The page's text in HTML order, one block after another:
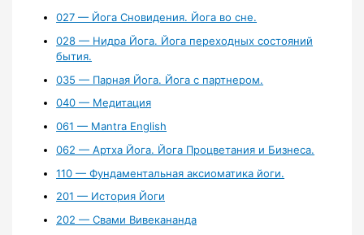
027 — Йога Сновидения. Йога во сне.
028 — Нидра Йога. Йога переходных состояний
бытия.
035 — Парная Йога. Йога с партнером.
040 — Медитация
061 — Mantra English
062 — Артха Йога. Йога Процветания и Бизнеса.
110 — Фундаментальная аксиоматика йоги.
201 — История Йоги
202 — Свами Вивекананда